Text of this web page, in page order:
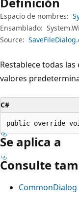
Espacio de nombres:
Ensamblado:
Source:
Restablece todas
valores
C#
public override
Se aplica a
Consulte
CommonDialog